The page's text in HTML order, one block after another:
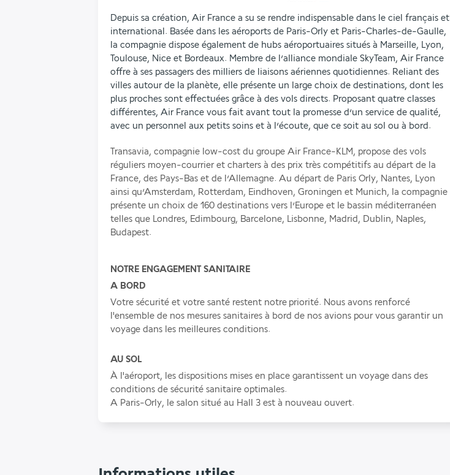
Depuis sa création, Air France a su se rendre indispensable dans le ciel français et
international. Basée dans les aéroports de Paris-Orly et Paris-Charles-de-Gaulle,
la compagnie dispose également de hubs aéroportuaires situés à Marseille, Lyon,
Toulouse, Nice et Bordeaux. Membre de l’alliance mondiale SkyTeam, Air France
offre à ses passagers des milliers de liaisons aériennes quotidiennes. Reliant des
villes autour de la planète, elle présente un large choix de destinations, dont les
plus proches sont effectuées grâce à des vols directs. Proposant quatre classes
différentes, Air France vous fait avant tout la promesse d’un service de qualité,
avec un personnel aux petits soins et à l’écoute, que ce soit au sol ou à bord.
Transavia, compagnie low-cost du groupe Air France-KLM, propose des vols
réguliers moyen-courrier et charters à des prix très compétitifs au départ de la
France, des Pays-Bas et de l’Allemagne. Au départ de Paris Orly, Nantes, Lyon
ainsi qu’Amsterdam, Rotterdam, Eindhoven, Groningen et Munich, la compagnie
présente un choix de 160 destinations vers l’Europe et le bassin méditerranéen
telles que Londres, Edimbourg, Barcelone, Lisbonne, Madrid, Dublin, Naples,
Budapest.
NOTRE ENGAGEMENT SANITAIRE
A BORD
Votre sécurité et votre santé restent notre priorité. Nous avons renforcé
l'ensemble de nos mesures sanitaires à bord de nos avions pour vous garantir un
voyage dans les meilleures conditions.
AU SOL
À l'aéroport, les dispositions mises en place garantissent un voyage dans des
conditions de sécurité sanitaire optimales.
A Paris-Orly, le salon situé au Hall 3 est à nouveau ouvert.